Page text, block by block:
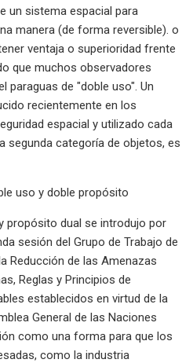
un sistema espacial para
manera (de forma reversible). o
ventaja o superioridad frente
que muchos observadores
paraguas de "doble uso". Un
recientemente en los
espacial y utilizado cada
segunda categoría de objetos, es
uso y doble propósito
propósito dual se introdujo por
sesión del Grupo de Trabajo de
Reducción de las Amenazas
Reglas y Principios de
establecidos en virtud de la
General de las Naciones
como una forma para que los
como la industria